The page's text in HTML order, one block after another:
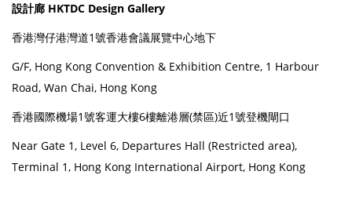
設計廊 HKTDC Design Gallery
香港灣仔港灣道1號香港會議展覽中心地下
G/F, Hong Kong Convention & Exhibition Centre, 1 Harbour
Road, Wan Chai, Hong Kong
香港國際機場1號客運大樓6樓離港層(禁區)近1號登機閘口
Near Gate 1, Level 6, Departures Hall (Restricted area),
Terminal 1, Hong Kong International Airport, Hong Kong